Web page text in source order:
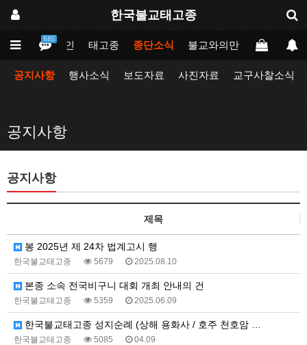
한국불교태고종
BBS
메인 태고종 종단소식 불교와의만남 업무포털
공지사항 행사소식 보도자료 사진자료 교구사찰소식
공지사항
공지사항
제목
봉 2025년 제 24차 법계고시 행
한국불교태고종 5679 2025.08.10
본종 소속 전국비구니 대회 개최 안내의 건
한국불교태고종 5359 2025.06.09
한국불교태고종 성지순례 (상해 용화사 / 호주 천호암 …
한국불교태고종 5085 04.09